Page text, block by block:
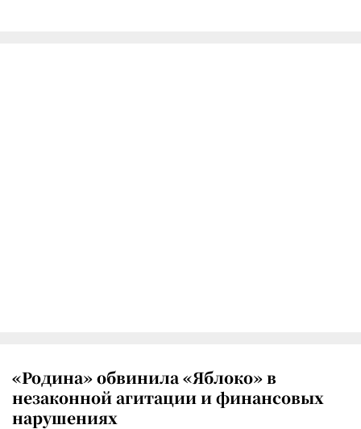
«Родина» обвинила «Яблоко» в
незаконной агитации и финансовых
нарушениях